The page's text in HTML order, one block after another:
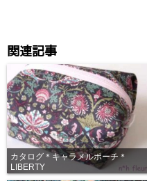
関連記事
カタログ＊キャラメルポーチ＊
LIBERTY